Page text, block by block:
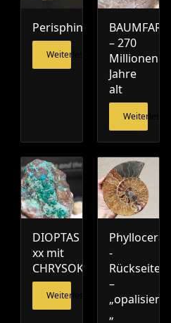
Perisphinctes
Weiterlesen
BAUMFARN
– 270
Millionen
Jahre
alt
Weiterlesen
DIOPTAS
xx mit
CHRYSOKOLL
Weiterlesen
Phylloceras
-
Rückseite
–
„opalisiert
„